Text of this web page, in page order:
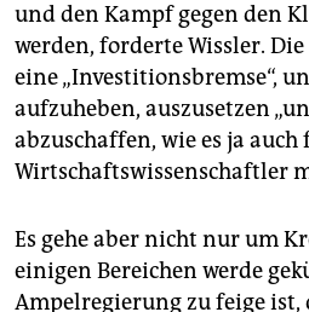
und den Kampf gegen den
werden, forderte Wissler.
eine „Investitionsbremse“,
aufzuheben, auszusetzen
abzuschaffen, wie es ja
Wirtschaftswissenschaftler
Es gehe aber nicht nur um
einigen Bereichen werde
Ampelregierung zu feige